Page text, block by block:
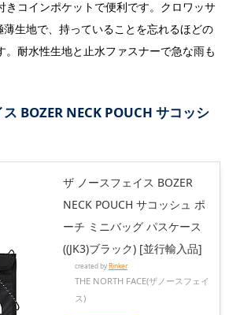
きコインポケットで便利です。クロワッサ
生地で、持っていることを忘れるほどの
。耐水性生地と止水ファスナーで急な雨も
BOZER NECK POUCH サコッシ
ザ ノースフェイス BOZER
NECK POUCH サコッシュ ポ
ーチ ミニバッグ パスケース
((JK3)ブラック) [並行輸入品]
created byRinker
THE NORTH FACE(ザノースフェイ
ス)